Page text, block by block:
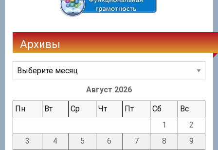
Архивы
Архивы
Август 2026
Пн Вт Ср Чт Пт Сб
Вс
1
2
3
4 5 6 7 8
9